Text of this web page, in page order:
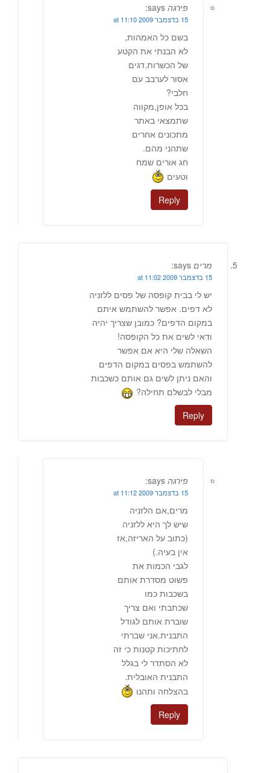
פירגה says:
15 בדצמבר 2009 at 11:10
בשם כל האמהות,
לא הבנתי את הקטע
של הכשרות.דגים
אסור לערבב עם
חלבי?
בכל אופן,מקווה
שתמצאי באתר
מתכונים אחרים
שתהני מהם.
חג אורים שמח
וטעים
Reply
מרים says:
15 בדצמבר 2009 at 11:02
יש לי בבית קופסה של פסים ללזניה
לא דפים. אפשר להשתמש איתם
במקום הדפים? כמובן שצריך יהיה
ודאי לשים את כל הקופסה!
השאלה שלי היא אם אפשר
להשתמש בפסים במקום הדפים
והאם ניתן לשים גם אותם כשכבות
מבלי לבשלם תחילה?
Reply
פירגה says:
15 בדצמבר 2009 at 11:12
מרים,אם הלזניה
שיש לך היא ללזניה
(כתוב על האריזה,אז
אין בעיה.)
לגבי הכמות את
פשוט מסדרת אותם
בשכבות כמו
שכתבתי ואם צריך
שוברת אותם לגודל
התבנית.אני שברתי
לחתיכות קטנות כי זה
לא הסתדר לי בגלל
התבנית האובלית.
בהצלחה ותהנו
Reply